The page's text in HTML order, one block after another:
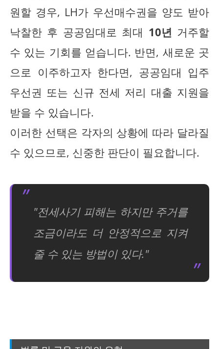
원할 경우, LH가 우선매수권을 양도 받아
낙찰한 후 공공임대로 최대 10년 거주할
수 있는 기회를 얻습니다. 반면, 새로운 곳
으로 이주하고자 한다면, 공공임대 입주
우선권 또는 신규 전세 저리 대출 지원을
받을 수 있습니다.
이러한 선택은 각자의 상황에 따라 달라질
수 있으므로, 신중한 판단이 필요합니다.
"전세사기 피해는 하지만 주거를
조금이라도 더 안정적으로 지켜
줄 수 있는 방법이 있다."